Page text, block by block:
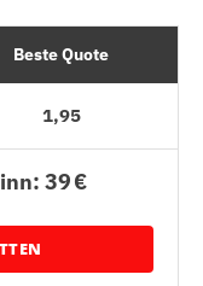
Beste Quote
1,95
39 €